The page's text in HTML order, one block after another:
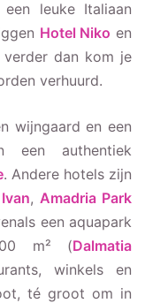
leuke Italiaan
Hotel Niko en
dan kom je
verhuurd.
wijngaard en een
een authentiek
. Andere hotels zijn
, Amadria Park
een aquapark
m² (Dalmatia
winkels en
té groot om in